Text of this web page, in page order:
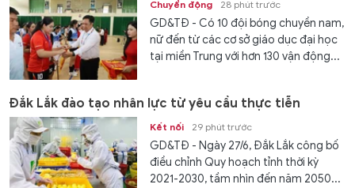
Chuyển động 28 phút trước
GD&TĐ - Có 10 đội bóng chuyền nam,
nữ đến từ các cơ sở giáo dục đại học
tại miền Trung với hơn 130 vận động...
Đắk Lắk đào tạo nhân lực từ yêu cầu thực tiễn
Kết nối 29 phút trước
GD&TĐ - Ngày 27/6, Đắk Lắk công bố
điều chỉnh Quy hoạch tỉnh thời kỳ
2021-2030, tầm nhìn đến năm 2050...